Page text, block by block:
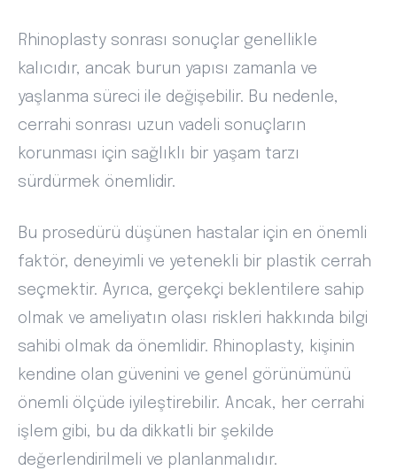
Rhinoplasty sonrası sonuçlar genellikle
kalıcıdır, ancak burun yapısı zamanla ve
yaşlanma süreci ile değişebilir. Bu nedenle,
cerrahi sonrası uzun vadeli sonuçların
korunması için sağlıklı bir yaşam tarzı
sürdürmek önemlidir.
Bu prosedürü düşünen hastalar için en önemli
faktör, deneyimli ve yetenekli bir plastik cerrah
seçmektir. Ayrıca, gerçekçi beklentilere sahip
olmak ve ameliyatın olası riskleri hakkında bilgi
sahibi olmak da önemlidir. Rhinoplasty, kişinin
kendine olan güvenini ve genel görünümünü
önemli ölçüde iyileştirebilir. Ancak, her cerrahi
işlem gibi, bu da dikkatli bir şekilde
değerlendirilmeli ve planlanmalıdır.